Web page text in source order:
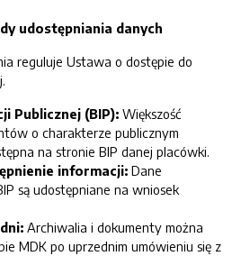
udostępniania danych
reguluje Ustawa o dostępie do
Publicznej (BIP): Większość
o charakterze publicznym
na stronie BIP danej placówki.
informacji: Dane
są udostępniane na wniosek
Archiwalia i dokumenty można
MDK po uprzednim umówieniu się z